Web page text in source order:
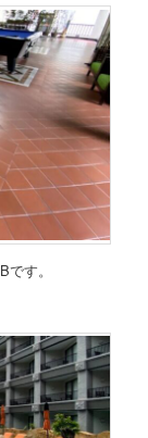
す。